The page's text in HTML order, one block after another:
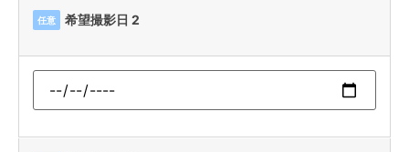
任意 希望撮影日 2